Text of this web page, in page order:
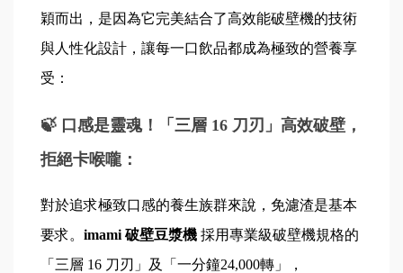
穎而出，是因為它完美結合了高效能破壁機的技術
與人性化設計，讓每一口飲品都成為極致的營養享
受：
🍃 口感是靈魂！「三層 16 刀刃」高效破壁，
拒絕卡喉嚨：
對於追求極致口感的養生族群來說，免濾渣是基本
要求。 imami 破壁豆漿機 採用專業級破壁機規格的
「三層 16 刀刃」及「一分鐘24,000轉」，